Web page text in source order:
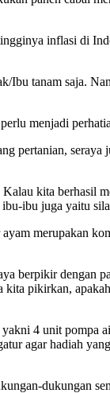
inflasi di
tanam saja.
menjadi
pertanian, seraya
kita berhasil
ibu juga yaitu
merupakan
berpikir dengan
pikirkan,
4 unit pompa
agar hadiah
dukungan